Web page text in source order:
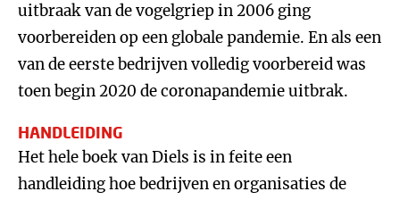
uitbraak van de vogelgriep in 2006 ging
voorbereiden op een globale pandemie. En als een
van de eerste bedrijven volledig voorbereid was
toen begin 2020 de coronapandemie uitbrak.
HANDLEIDING
Het hele boek van Diels is in feite een
handleiding hoe bedrijven en organisaties de